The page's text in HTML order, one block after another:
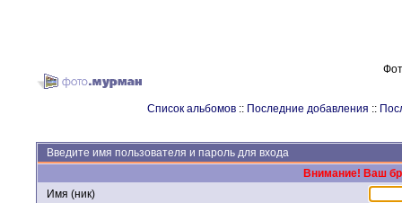
Список альбомов :: Последние добавления ::
Введите имя пользователя и пароль для входа
Внимание! Ваш
Имя (ник)